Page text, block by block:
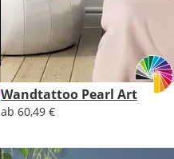
Wandtattoo Pearl Art
ab 60,49 €